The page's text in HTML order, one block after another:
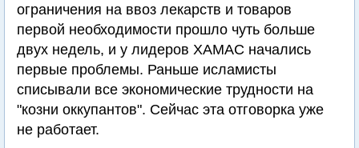
ограничения на ввоз лекарств и товаров
первой необходимости прошло чуть больше
двух недель, и у лидеров ХАМАС начались
первые проблемы. Раньше исламисты
списывали все экономические трудности на
"козни оккупантов". Сейчас эта отговорка уже
не работает.